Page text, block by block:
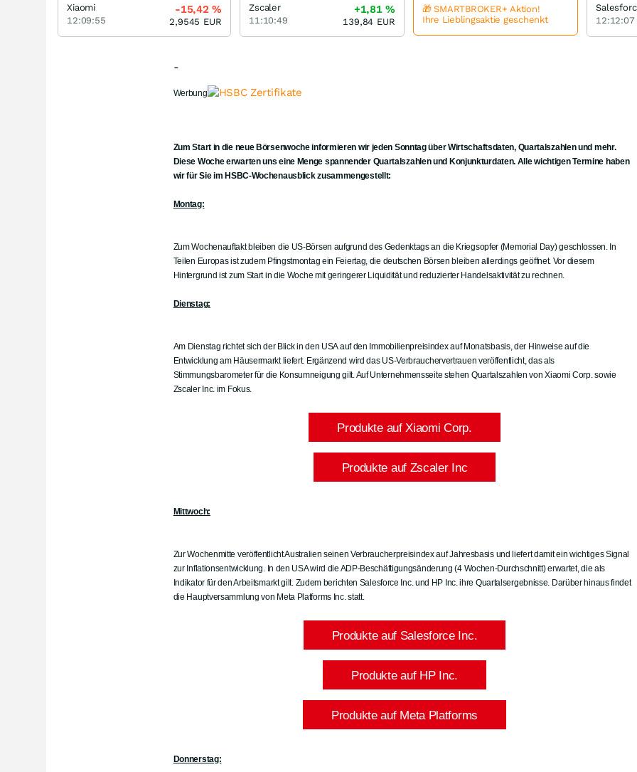
-
Werbung
Zum Start in die neue Börsenwoche informieren wir jeden Sonntag über Wirtschaftsdaten, Quartalszahlen und mehr.
Diese Woche erwarten uns eine Menge spannender Quartalszahlen und Konjunkturdaten. Alle wichtigen Termine haben
wir für Sie im HSBC-Wochenausblick zusammengestellt:
Montag:
Zum Wochenauftakt bleiben die US-Börsen aufgrund des Gedenktags an die Kriegsopfer (Memorial Day) geschlossen. In
Teilen Europas ist zudem Pfingstmontag ein Feiertag, die deutschen Börsen bleiben allerdings geöffnet. Vor diesem
Hintergrund ist zum Start in die Woche mit geringerer Liquidität und reduzierter Handelsaktivität zu rechnen.
Dienstag:
Am Dienstag richtet sich der Blick in den USA auf den Immobilienpreisindex auf Monatsbasis, der Hinweise auf die
Entwicklung am Häusermarkt liefert. Ergänzend wird das US-Verbrauchervertrauen veröffentlicht, das als
Stimmungsbarometer für die Konsumneigung gilt. Auf Unternehmensseite stehen Quartalszahlen von Xiaomi Corp. sowie
Zscaler Inc. im Fokus.
Produkte auf Xiaomi Corp.
Produkte auf Zscaler Inc
Mittwoch:
Zur Wochenmitte veröffentlicht Australien seinen Verbraucherpreisindex auf Jahresbasis und liefert damit ein wichtiges Signal
zur Inflationsentwicklung. In den USA wird die ADP-Beschäftigungsänderung (4 Wochen-Durchschnitt) erwartet, die als
Indikator für den Arbeitsmarkt gilt. Zudem berichten Salesforce Inc. und HP Inc. ihre Quartalsergebnisse. Darüber hinaus findet
die Hauptversammlung von Meta Platforms Inc. statt.
Produkte auf Salesforce Inc.
Produkte auf HP Inc.
Produkte auf Meta Platforms
Donnerstag:
Xiaomi
12:09:55
-15,42%
2,9545 EUR
Zscaler
11:10:49
+1,81%
139,84 EUR
🎁 SMARTBROKER+ Aktion!
Ihre Lieblingsaktie geschenkt
12:12:07